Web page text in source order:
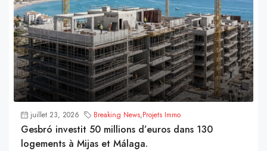
juillet 23, 2026 Breaking News,Projets Immo
Gesbró investit 50 millions d’euros dans 130
logements à Mijas et Málaga.